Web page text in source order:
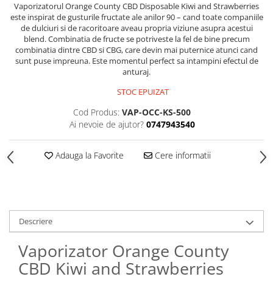
Vaporizatorul Orange County CBD Disposable Kiwi and Strawberries
este inspirat de gusturile fructate ale anilor 90 – cand toate companiile
de dulciuri si de racoritoare aveau propria viziune asupra acestui
blend. Combinatia de fructe se potriveste la fel de bine precum
combinatia dintre CBD si CBG, care devin mai puternice atunci cand
sunt puse impreuna. Este momentul perfect sa intampini efectul de
anturaj.
STOC EPUIZAT
Cod Produs: VAP-OCC-KS-500
Ai nevoie de ajutor? 0747943540
Adauga la Favorite Cere informatii
Descriere
Vaporizator Orange County
CBD Kiwi and Strawberries